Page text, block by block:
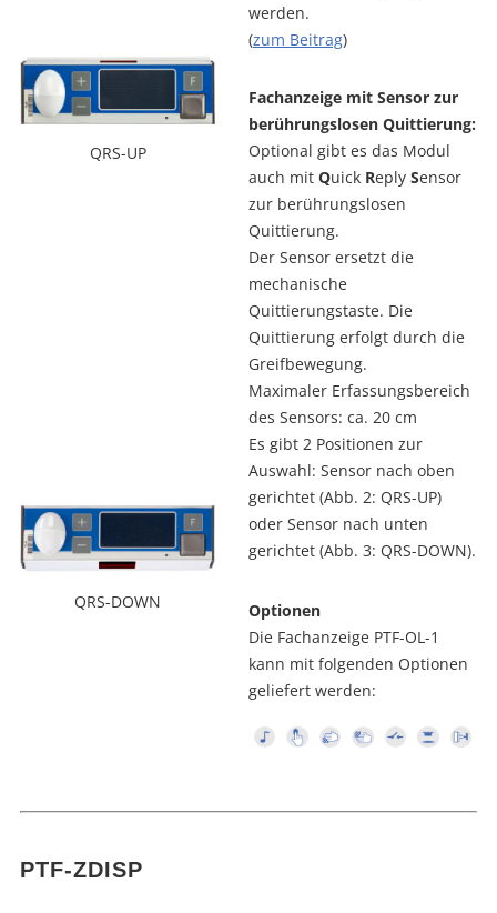
QRS-UP
QRS-DOWN
werden.
(zum Beitrag)
Fachanzeige mit Sensor zur
berührungslosen Quittierung:
Optional gibt es das Modul
auch mit Quick Reply Sensor
zur berührungslosen
Quittierung.
Der Sensor ersetzt die
mechanische
Quittierungstaste. Die
Quittierung erfolgt durch die
Greifbewegung.
Maximaler Erfassungsbereich
des Sensors: ca. 20 cm
Es gibt 2 Positionen zur
Auswahl: Sensor nach oben
gerichtet (Abb. 2: QRS-UP)
oder Sensor nach unten
gerichtet (Abb. 3: QRS-DOWN).
Optionen
Die Fachanzeige PTF-OL-1
kann mit folgenden Optionen
geliefert werden:
PTF-ZDISP